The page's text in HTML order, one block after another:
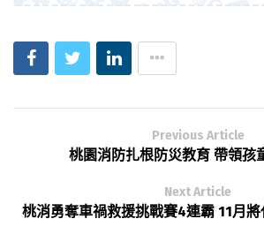
Previous Article
桃園消防扎根防災教育 帶領孩
Next Article
桃消勇奪車禍救援挑戰賽4連霸 11月